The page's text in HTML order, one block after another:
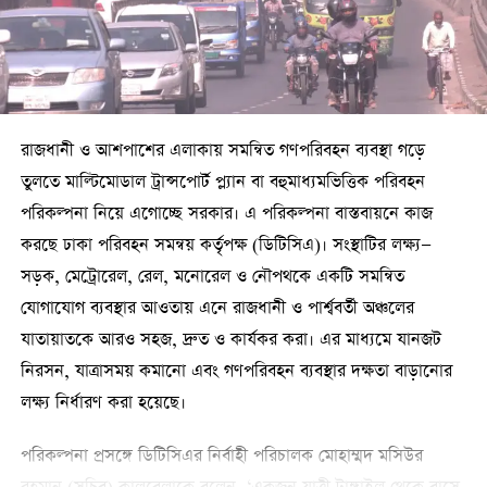
রাজধানী ও আশপাশের এলাকায় সমন্বিত গণপরিবহন ব্যবস্থা গড়ে
তুলতে মাল্টিমোডাল ট্রান্সপোর্ট প্ল্যান বা বহুমাধ্যমভিত্তিক পরিবহন
পরিকল্পনা নিয়ে এগোচ্ছে সরকার। এ পরিকল্পনা বাস্তবায়নে কাজ
করছে ঢাকা পরিবহন সমন্বয় কর্তৃপক্ষ (ডিটিসিএ)। সংস্থাটির লক্ষ্য—
সড়ক, মেট্রোরেল, রেল, মনোরেল ও নৌপথকে একটি সমন্বিত
যোগাযোগ ব্যবস্থার আওতায় এনে রাজধানী ও পার্শ্ববর্তী অঞ্চলের
যাতায়াতকে আরও সহজ, দ্রুত ও কার্যকর করা। এর মাধ্যমে যানজট
নিরসন, যাত্রাসময় কমানো এবং গণপরিবহন ব্যবস্থার দক্ষতা বাড়ানোর
লক্ষ্য নির্ধারণ করা হয়েছে।
পরিকল্পনা প্রসঙ্গে ডিটিসিএর নির্বাহী পরিচালক মোহাম্মদ মসিউর